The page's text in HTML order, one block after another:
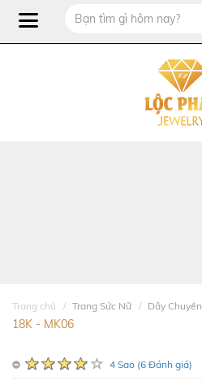
Trang chủ Trang Sức Nữ Dây Chuyền
18K - MK06
4 Sao (6 Đánh giá)